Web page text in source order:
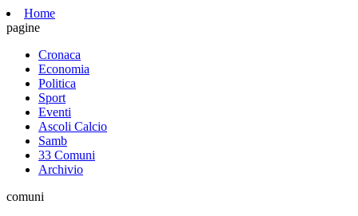
Home
pagine
Cronaca
Economia
Politica
Sport
Eventi
Ascoli Calcio
Samb
33 Comuni
Archivio
comuni